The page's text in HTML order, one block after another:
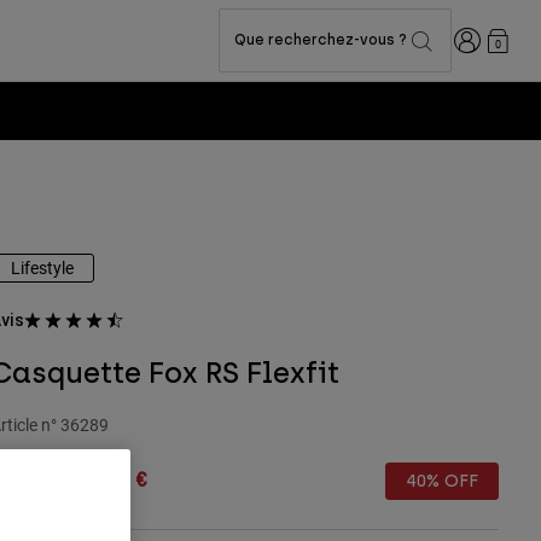
Que recherchez-vous ? Connexion
0
Lifestyle
Fox RS Flexfit
n° 36289
Price reduced from
20,99 € 40% OFF